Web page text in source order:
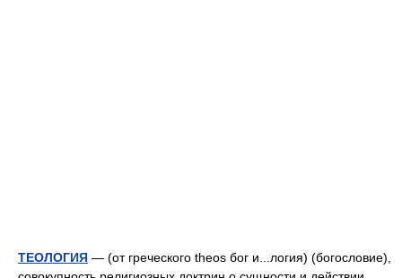
ТЕОЛОГИЯ — (от греческого theos бог и...логия) (богословие),